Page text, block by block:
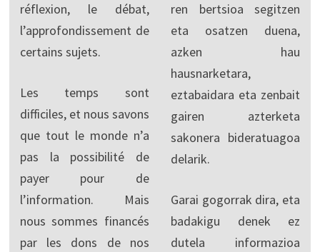
réflexion, le débat,
l’approfondissement de
certains sujets.
Les temps sont
difficiles, et nous savons
que tout le monde n’a
pas la possibilité de
payer pour de
l’information. Mais
nous sommes financés
par les dons de nos
ren bertsioa segitzen
eta osatzen duena,
azken hau
hausnarketara,
eztabaidara eta zenbait
gairen azterketa
sakonera bideratuagoa
delarik.
Garai gogorrak dira, eta
badakigu denek ez
dutela informazioa